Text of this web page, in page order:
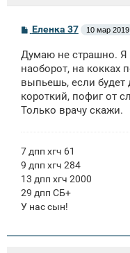
С
б
щ
н
и
Еленка 37 10 мар
Думаю не страшно. Я
наоборот, на кокках
выпьешь, если
короткий, пофиг от
Только врачу скажи.
7 дпп хгч 61
9 дпп хгч 284
13 дпп хгч 2000
29 дпп СБ+
У нас сын!